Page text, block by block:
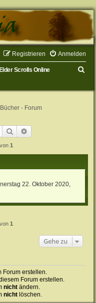
Anmelden
Registrieren
Scrolls Online
- Forum
Suche
von 1
22. Oktober 2020,
von 1
Gehe zu
erstellen.
Forum erstellen.
nicht ändern.
nicht löschen.